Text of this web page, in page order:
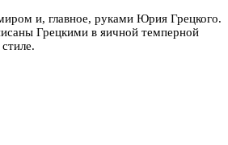
и, главное, руками Юрия Грецкого.
Грецкими в яичной темперной